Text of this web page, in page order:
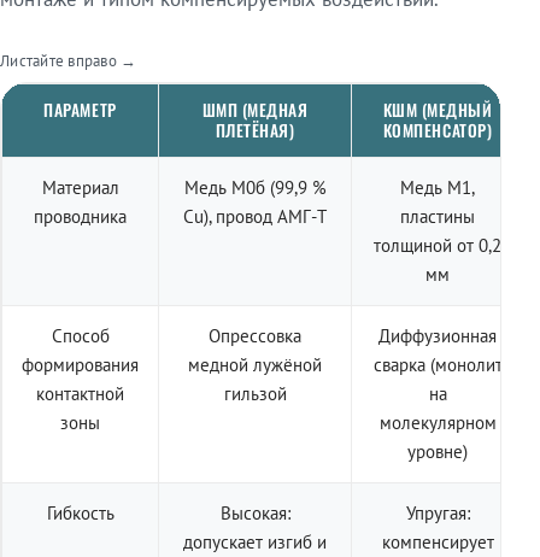
Листайте вправо →
ПАРАМЕТР
ШМП (МЕДНАЯ
ПЛЕТЁНАЯ)
КШМ (МЕДНЫЙ
КОМПЕНСАТОР)
Материал
проводника
Медь М0б (99,9 %
Cu), провод АМГ-Т
Медь М1,
пластины
толщиной от 0,2
мм
Способ
формирования
контактной
зоны
Опрессовка
медной лужёной
гильзой
Диффузионная
сварка (монолит
на
молекулярном
уровне)
Гибкость
Высокая:
допускает изгиб и
Упругая:
компенсирует